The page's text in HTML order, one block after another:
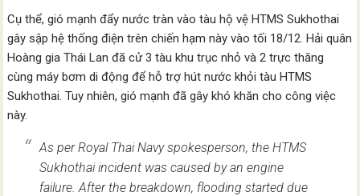
Cụ thể, gió mạnh đẩy nước tràn vào tàu hộ vệ HTMS Sukhothai
gây sập hệ thống điện trên chiến hạm này vào tối 18/12. Hải quân
Hoàng gia Thái Lan đã cử 3 tàu khu trục nhỏ và 2 trực thăng
cùng máy bơm di động để hỗ trợ hút nước khỏi tàu HTMS
Sukhothai. Tuy nhiên, gió mạnh đã gây khó khăn cho công việc
này.
As per Royal Thai Navy spokesperson, the HTMS
Sukhothai incident was caused by an engine
failure. After the breakdown, flooding started due